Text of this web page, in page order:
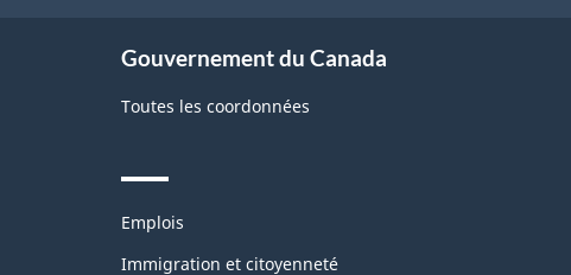
Gouvernement du Canada
Toutes les coordonnées
Themes
topics
Emplois
Immigration et citoyenneté